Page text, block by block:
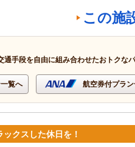
この施
通手段を自由に組み合わせたおトクな
覧へ 航空券付プラ
クスした休日を！